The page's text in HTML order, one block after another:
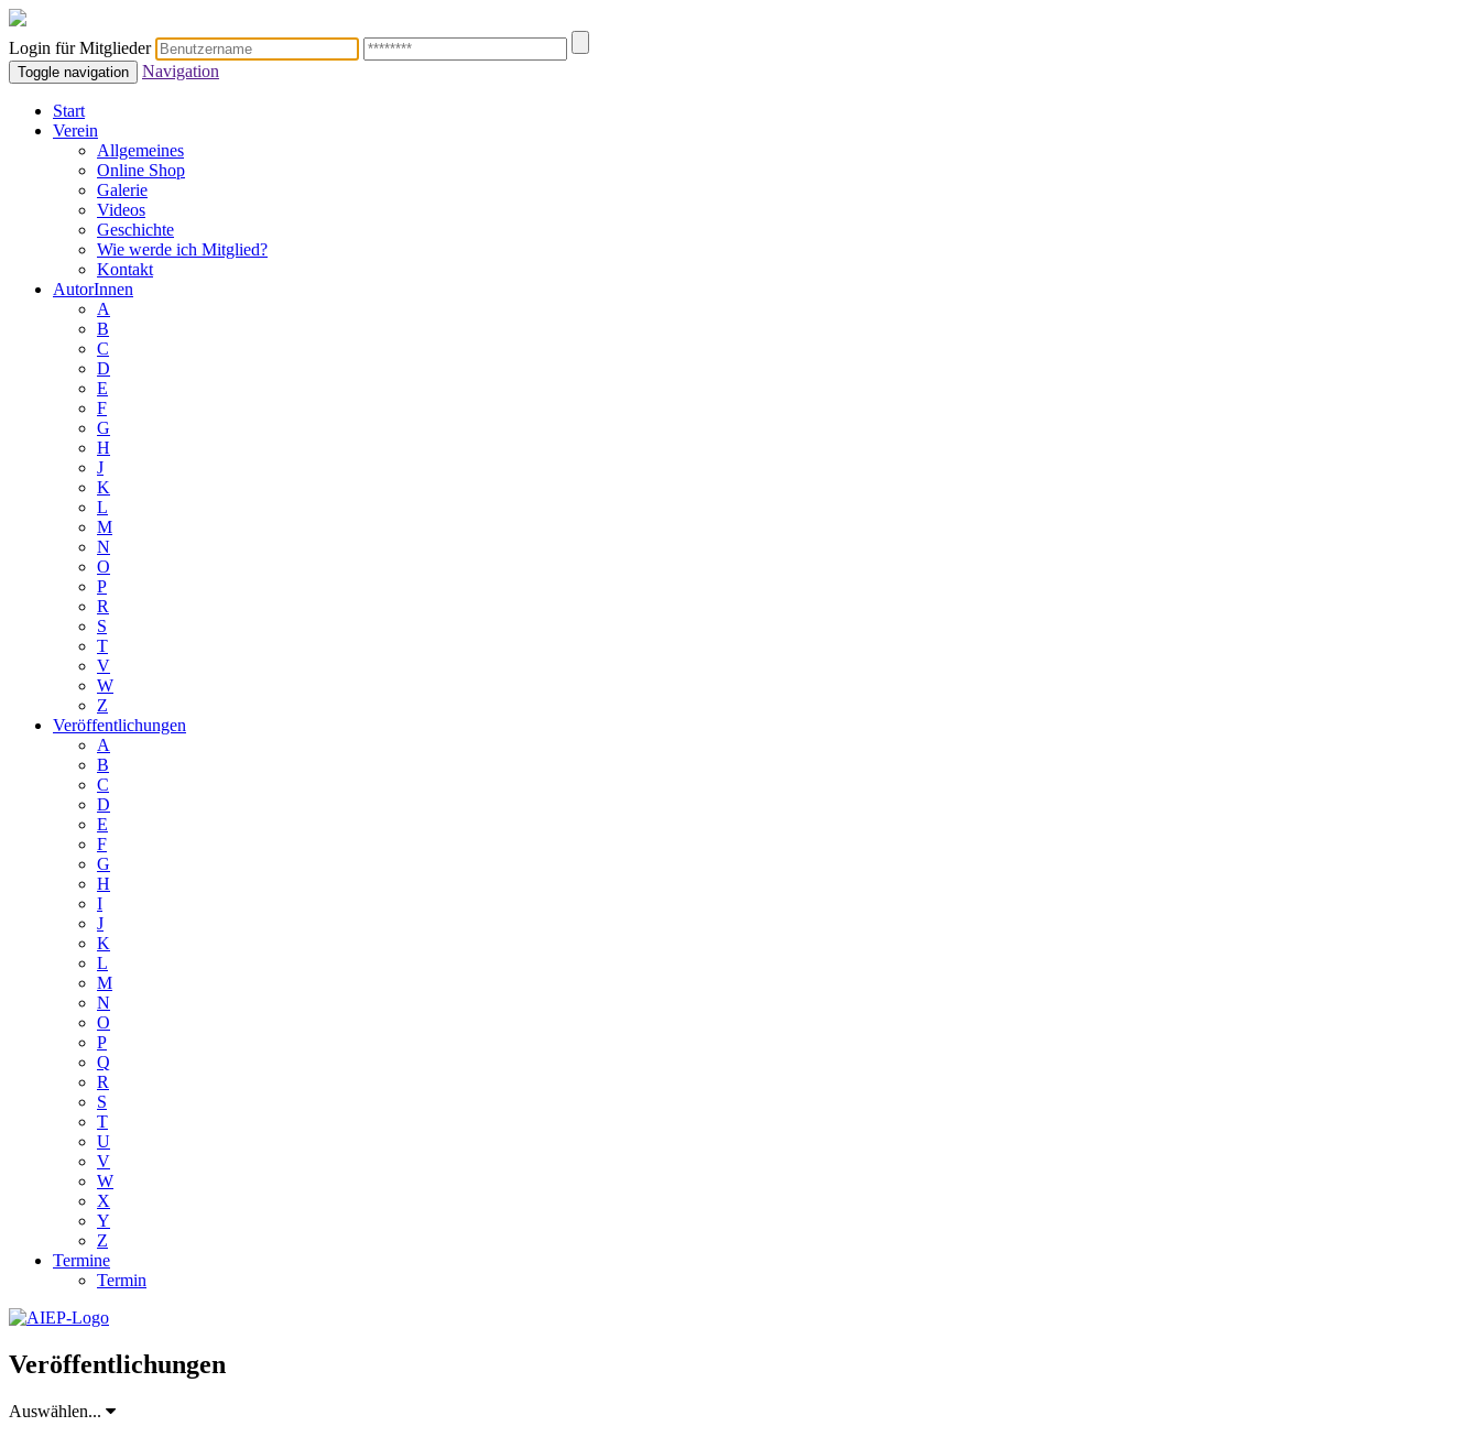
Login für Mitglieder
Toggle navigation Navigation
Start
Verein
Allgemeines
Online Shop
Galerie
Videos
Geschichte
Wie werde ich Mitglied?
Kontakt
AutorInnen
A
B
C
D
E
F
G
H
J
K
L
M
N
O
P
R
S
T
V
W
Z
Veröffentlichungen
A
B
C
D
E
F
G
H
I
J
K
L
M
N
O
P
Q
R
S
T
U
V
W
X
Y
Z
Termine
Termin
Veröffentlichungen
Auswählen...